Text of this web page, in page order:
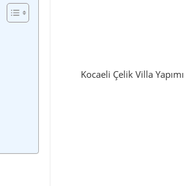
Kocaeli Çelik Villa Yapımı